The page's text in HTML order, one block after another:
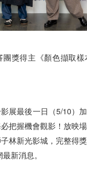
團獎得主《顏色擷取
展最後一日（5/10）
把握機會觀影！放映
林新光影城，完整得
新消息。